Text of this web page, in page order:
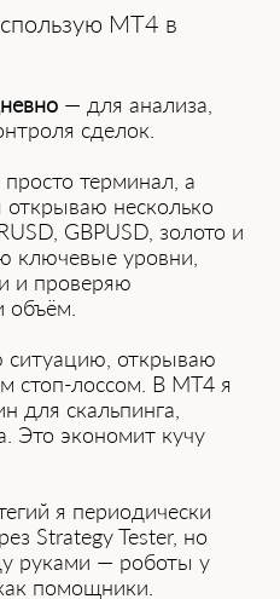
MT4 в
— для анализа,
сделок.
терминал, а
открываю несколько
GBPUSD, золото и
ключевые уровни,
и проверяю
объём.
ситуацию, открываю
стоп-лоссом. В MT4 я
для скальпинга,
Это экономит кучу
я периодически
Strategy Tester, но
руками — роботы у
помощники.